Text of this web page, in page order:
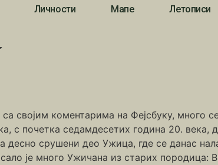
Личности Мапе Летописи
својим коментарима на Фејсбуку, много
с почетка седамдесетих година 20. века,
а десно срушени део Ужица, где се данас
је много Ужичана из старих породица: